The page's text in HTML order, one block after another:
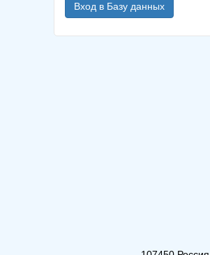
Вход в Базу данных